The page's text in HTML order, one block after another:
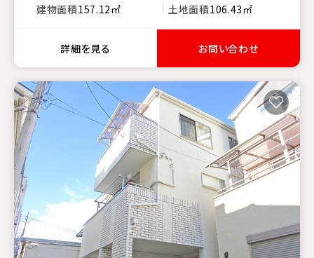
建物面積157.12㎡ 土地面積106.43㎡
詳細を見る お問い合わせ